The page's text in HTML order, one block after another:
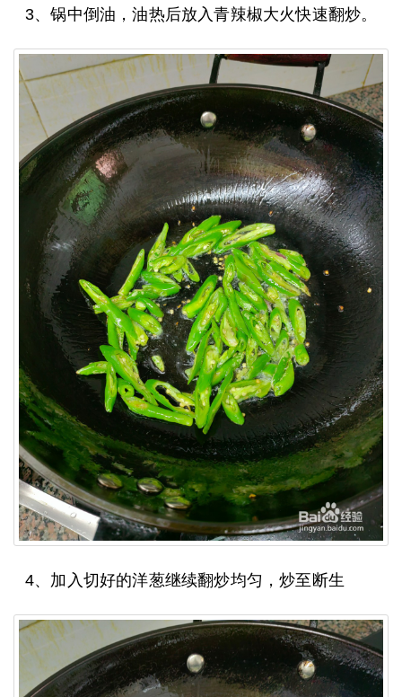
3、锅中倒油，油热后放入青辣椒大火快速翻炒。
4、加入切好的洋葱继续翻炒均匀，炒至断生